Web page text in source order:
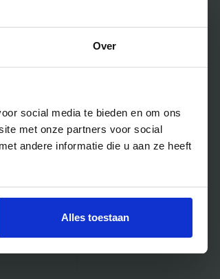
Over
social media te bieden en om ons
met onze partners voor social
andere informatie die u aan ze heeft
Alles toestaan